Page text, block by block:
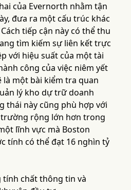
của Evernorth nhằm tận
đưa ra một cấu trúc khác
tiếp cận này có thể thu
tìm kiếm sự liên kết trực
với hiệu suất của một tài
công của việc niêm yết
là một bài kiểm tra quan
lý kho dự trữ doanh
thái này cũng phù hợp với
rộng lớn hơn trong
lĩnh vực mà Boston
tính có thể đạt 16 nghìn tỷ
tính chất thông tin và